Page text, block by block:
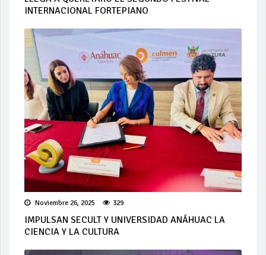
INTERNACIONAL FORTEPIANO
Noviembre 26, 2025 329
IMPULSAN SECULT Y UNIVERSIDAD ANÁHUAC LA
CIENCIA Y LA CULTURA